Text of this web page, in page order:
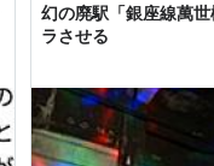
幻の廃駅「銀座線萬
ラさせる